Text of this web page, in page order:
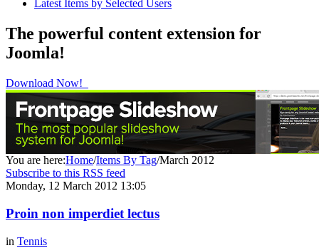
Latest Items by Selected Users
The powerful content extension for
Joomla!
Download Now!
You are here:Home/Items By Tag/March 2012
Subscribe to this RSS feed
Monday, 12 March 2012 13:05
Proin non imperdiet lectus
in Tennis